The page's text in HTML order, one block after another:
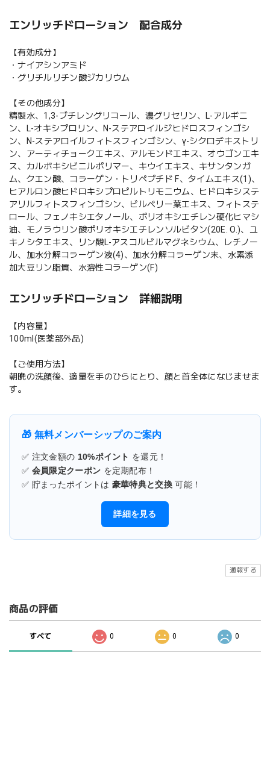
エンリッチドローション 配合成分
【有効成分】
・ナイアシンアミド
・グリチルリチン酸ジカリウム
【その他成分】
精製水、1,3-ブチレングリコール、濃グリセリン、L-アルギニ
ン、L-オキシプロリン、N-ステアロイルジヒドロスフィンゴシ
ン、N-ステアロイルフィトスフィンゴシン、γ-シクロデキストリ
ン、アーティチョークエキス、アルモンドエキス、オウゴンエキ
ス、カルボキシビニルポリマー、キウイエキス、キサンタンガ
ム、クエン酸、コラーゲン・トリペプチド F、タイムエキス(1)、
ヒアルロン酸ヒドロキシプロピルトリモニウム、ヒドロキシステ
アリルフィトスフィンゴシン、ビルベリー葉エキス、フィトステ
ロール、フェノキシエタノール、ポリオキシエチレン硬化ヒマシ
油、モノラウリン酸ポリオキシエチレンソルビタン(20E. O.)、ユ
キノシタエキス、リン酸L-アスコルビルマグネシウム、レチノー
ル、加水分解コラーゲン液(4)、加水分解コラーゲン末、水素添
加大豆リン脂質、水溶性コラーゲン(F)
エンリッチドローション 詳細説明
【内容量】
100ml(医薬部外品)
【ご使用方法】
朝晩の洗顔後、適量を手のひらにとり、顔と首全体になじませま
す。
🎁 無料メンバーシップのご案内
✅ 注文金額の 10%ポイント を還元！
✅ 会員限定クーポン を定期配布！
✅ 貯まったポイントは 豪華特典と交換 可能！
詳細を見る
通報する
商品の評価
すべて 0 0 0